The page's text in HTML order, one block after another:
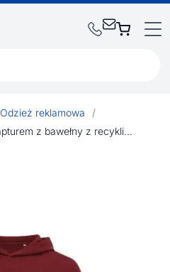
Odzież reklamowa
/
Luźna bluza z kapturem z bawełny z recyklingu Iqoniq Yoho